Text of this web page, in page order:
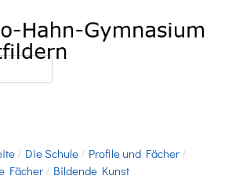
Die Schule
Profile und Fächer
Fächer
Bildende Kunst